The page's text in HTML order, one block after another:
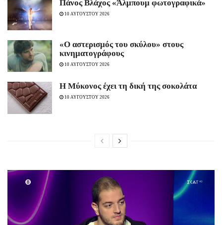
Πάνος Βλάχος «Άλμπουμ φωτογραφικά»
10 ΑΥΓΟΥΣΤΟΥ 2026
«Ο αστερισμός του σκύλου» στους
κινηματογράφους
10 ΑΥΓΟΥΣΤΟΥ 2026
Η Μύκονος έχει τη δική της σοκολάτα
10 ΑΥΓΟΥΣΤΟΥ 2026